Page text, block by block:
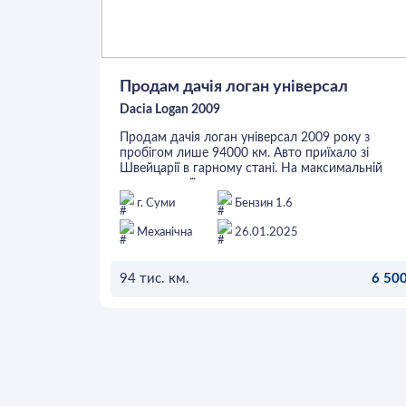
Продам дачія логан універсал
Dacia Logan 2009
Продам дачія логан універсал 2009 року з
пробігом лише 94000 км. Авто приїхало зі
Швейцарії в гарному стані. На максимальній
г. Суми Бензин 1.6
Механічна 26.01.2025
94 тис. км. 6